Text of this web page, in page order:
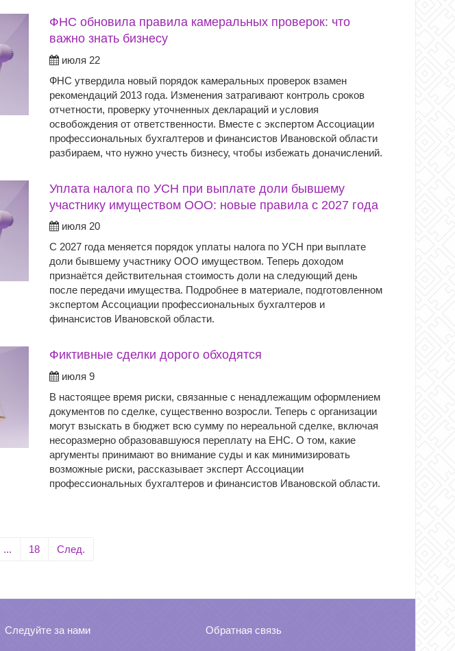
ФНС обновила правила камеральных проверок: что
важно знать бизнесу
июля 22
ФНС утвердила новый порядок камеральных проверок взамен
рекомендаций 2013 года. Изменения затрагивают контроль сроков
отчетности, проверку уточненных деклараций и условия
освобождения от ответственности. Вместе с экспертом Ассоциации
профессиональных бухгалтеров и финансистов Ивановской области
разбираем, что нужно учесть бизнесу, чтобы избежать доначислений.
Уплата налога по УСН при выплате доли бывшему
участнику имуществом ООО: новые правила с 2027 года
июля 20
С 2027 года меняется порядок уплаты налога по УСН при выплате
доли бывшему участнику ООО имуществом. Теперь доходом
признаётся действительная стоимость доли на следующий день
после передачи имущества. Подробнее в материале, подготовленном
экспертом Ассоциации профессиональных бухгалтеров и
финансистов Ивановской области.
Фиктивные сделки дорого обходятся
июля 9
В настоящее время риски, связанные с ненадлежащим оформлением
документов по сделке, существенно возросли. Теперь с организации
могут взыскать в бюджет всю сумму по нереальной сделке, включая
несоразмерно образовавшуюся переплату на ЕНС. О том, какие
аргументы принимают во внимание суды и как минимизировать
возможные риски, рассказывает эксперт Ассоциации
профессиональных бухгалтеров и финансистов Ивановской области.
... 18 След.
Следуйте за нами Обратная связь